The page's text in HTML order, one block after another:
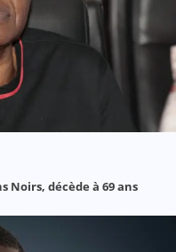
Noirs, décède à 69 ans